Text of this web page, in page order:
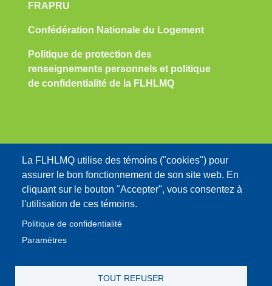
FRAPRU
Confédération Nationale du Logement
Politique de protection des
renseignements personnels et politique
de confidentialité de la FLHLMQ
Nous contacter:
info@flhlmq.com
1-800-566-9662
MENU DU COMPTE DE L'UTILISATEUR
La FLHLMQ utilise des témoins ("cookies") pour
assurer le bon fonctionnement de son site web. En
cliquant sur le bouton "Accepter", vous consentez à
l'utilisation de ces témoins.
Politique de confidentialité
Paramètres
TOUT REFUSER